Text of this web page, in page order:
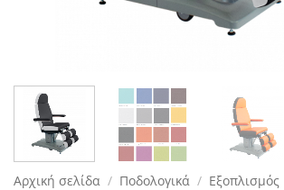
Αρχική σελίδα / Ποδολογικά / Εξοπλισμός